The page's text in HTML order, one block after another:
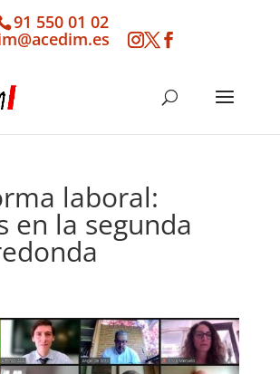
91 550 01 02
laboral:
en la segunda